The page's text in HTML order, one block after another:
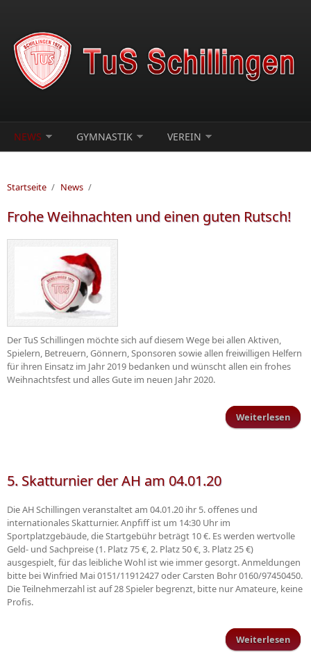
NEWS GYMNASTIK VEREIN
Startseite / News /
Frohe Weihnachten und einen guten Rutsch!
Der TuS Schillingen möchte sich auf diesem Wege bei allen Aktiven,
Spielern, Betreuern, Gönnern, Sponsoren sowie allen freiwilligen Helfern
für ihren Einsatz im Jahr 2019 bedanken und wünscht allen ein frohes
Weihnachtsfest und alles Gute im neuen Jahr 2020.
Weiterlesen
5. Skatturnier der AH am 04.01.20
Die AH Schillingen veranstaltet am 04.01.20 ihr 5. offenes und
internationales Skatturnier. Anpfiff ist um 14:30 Uhr im
Sportplatzgebäude, die Startgebühr beträgt 10 €. Es werden wertvolle
Geld- und Sachpreise (1. Platz 75 €, 2. Platz 50 €, 3. Platz 25 €)
ausgespielt, für das leibliche Wohl ist wie immer gesorgt. Anmeldungen
bitte bei Winfried Mai 0151/11912427 oder Carsten Bohr 0160/97450450.
Die Teilnehmerzahl ist auf 28 Spieler begrenzt, bitte nur Amateure, keine
Profis.
Weiterlesen